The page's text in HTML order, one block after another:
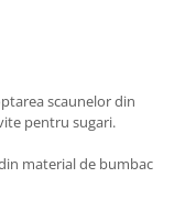
scaunelor din
pentru sugari.
material de bumbac